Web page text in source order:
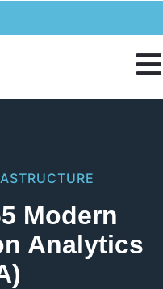
auf den 3. ACST
Modern
Analytics